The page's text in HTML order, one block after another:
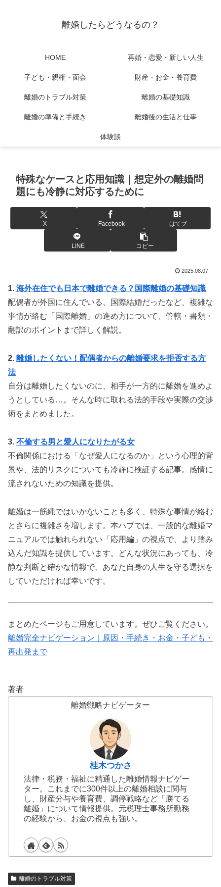
離婚したらどうなるの？
HOME 再婚・恋愛・新しい人生
子ども・親権・面会 財産・お金・養育費
離婚のトラブル対策 離婚の基礎知識
離婚の準備と手続き 離婚後の生活と仕事
体験談
特殊なケースと応用知識｜想定外の離婚問
題にも冷静に対応するために
X Facebook はてブ
LINE コピー
2025.08.07
1. 海外在住でも日本で離婚できる？国際離婚の基礎知識
配偶者が外国に住んでいる、国際結婚だったなど、複雑な
事情が絡む「国際離婚」の進め方について、管轄・書類・
翻訳のポイントまで詳しく解説。
2. 離婚したくない！配偶者からの離婚要求を拒否する方
法
自分は離婚したくないのに、相手が一方的に離婚を進めよ
うとしている…。そんな時に取れる法的手段や実際の交渉
術をまとめました。
3. 不倫する男と愛人になりたがる女
不倫関係における「なぜ愛人になるのか」という心理的背
景や、法的リスクについても冷静に検証する記事。感情に
流されないための知識を提供。
離婚は一筋縄ではいかないことも多く、特殊な事情が絡む
とさらに複雑さを増します。本ハブでは、一般的な離婚マ
ニュアルでは触れられない「応用編」の視点で、より踏み
込んだ知識を提供しています。どんな状況にあっても、冷
静な判断と確かな情報で、あなた自身の人生を守る選択を
していただければ幸いです。
まとめたページもご用意しています。ぜひご覧ください。
離婚完全ナビゲーション｜原因・手続き・お金・子ども・
再出発まで
著者
離婚戦略ナビゲーター
桂木つかさ
法律・税務・福祉に精通した離婚情報ナビゲー
ター。これまでに300件以上の離婚相談に関与
し、財産分与や養育費、調停戦略など「勝てる
離婚」について情報提供。元税理士事務所勤務
の経験から、お金の視点も強い。
離婚のトラブル対策